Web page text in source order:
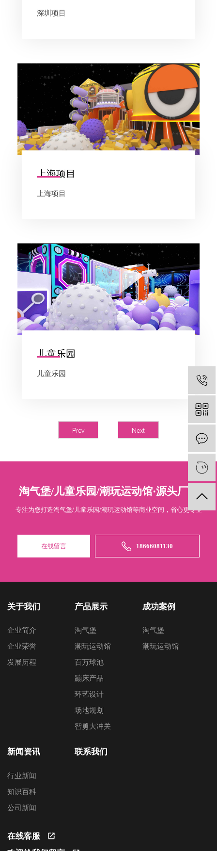
深圳项目
上海项目
上海项目
儿童乐园
儿童乐园
Prev Next
淘气堡/儿童乐园/潮玩运动馆·源头厂家
专注为您打造淘气堡/儿童乐园/潮玩运动馆等商业空间，省心更专业
在线留言 18666081130
关于我们
企业简介
企业荣誉
发展历程
产品展示
淘气堡
潮玩运动馆
百万球池
蹦床产品
环艺设计
场地规划
智勇大冲关
成功案例
淘气堡
潮玩运动馆
新闻资讯
行业新闻
知识百科
公司新闻
联系我们
在线客服